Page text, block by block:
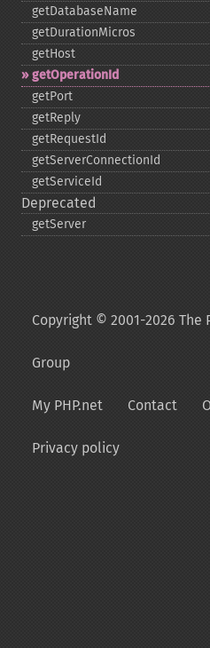
getDatabaseName
getDurationMicros
getHost
getOperationId
getPort
getReply
getRequestId
getServerConnectionId
getServiceId
Deprecated
getServer
Copyright © 2001-2026 The
Group
My PHP.net Contact
Privacy policy